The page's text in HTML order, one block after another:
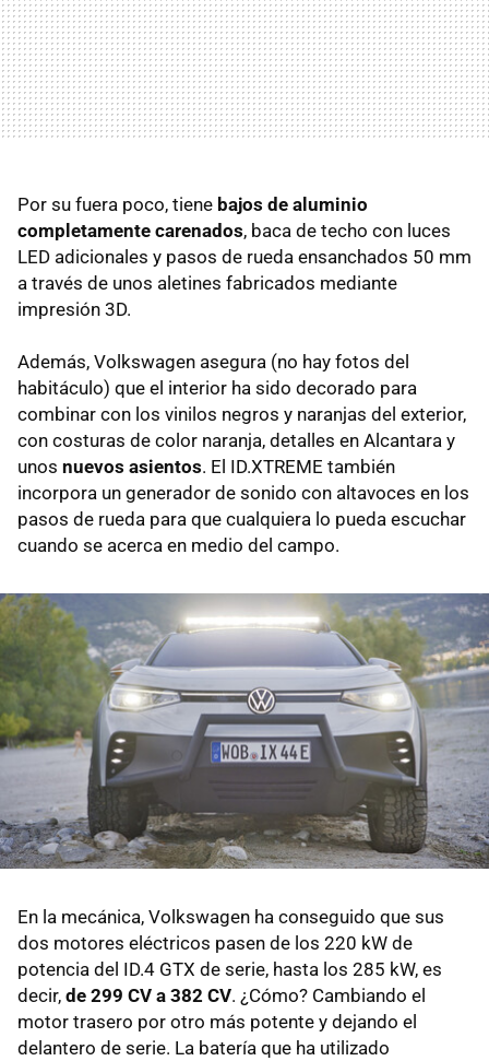
Por su fuera poco, tiene bajos de aluminio
completamente carenados, baca de techo con luces
LED adicionales y pasos de rueda ensanchados 50 mm
a través de unos aletines fabricados mediante
impresión 3D.
Además, Volkswagen asegura (no hay fotos del
habitáculo) que el interior ha sido decorado para
combinar con los vinilos negros y naranjas del exterior,
con costuras de color naranja, detalles en Alcantara y
unos nuevos asientos. El ID.XTREME también
incorpora un generador de sonido con altavoces en los
pasos de rueda para que cualquiera lo pueda escuchar
cuando se acerca en medio del campo.
En la mecánica, Volkswagen ha conseguido que sus
dos motores eléctricos pasen de los 220 kW de
potencia del ID.4 GTX de serie, hasta los 285 kW, es
decir, de 299 CV a 382 CV. ¿Cómo? Cambiando el
motor trasero por otro más potente y dejando el
delantero de serie. La batería que ha utilizado